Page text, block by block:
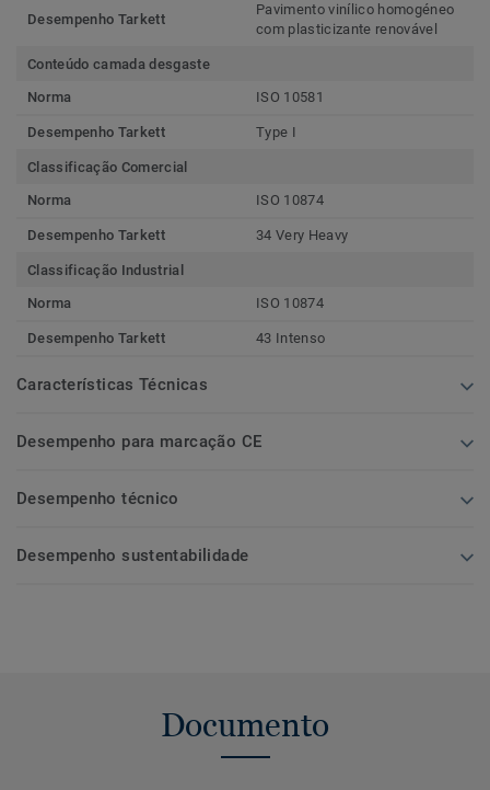
Desempenho Tarkett
Pavimento vinílico homogéneo
com plasticizante renovável
Conteúdo camada desgaste
Norma
ISO 10581
Desempenho Tarkett Type I
Classificação Comercial
Norma
ISO 10874
Desempenho Tarkett 34 Very Heavy
Classificação Industrial
Norma
ISO 10874
Desempenho Tarkett 43 Intenso
Características Técnicas
Desempenho para marcação CE
Desempenho técnico
Desempenho sustentabilidade
Documento